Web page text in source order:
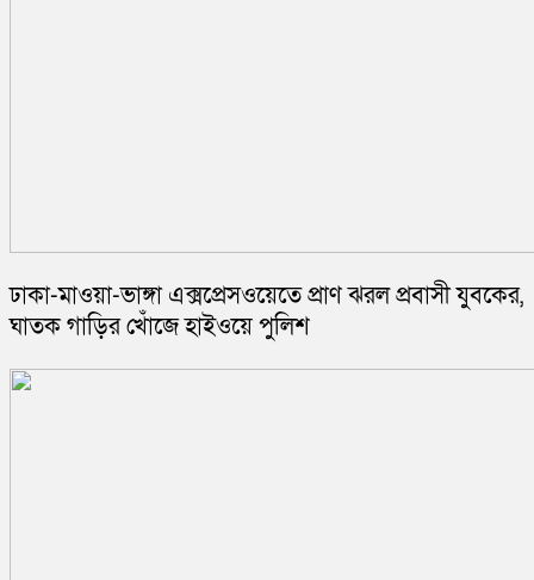
ঢাকা-মাওয়া-ভাঙ্গা এক্সপ্রেসওয়েতে প্রাণ ঝরল প্রবাসী যুবকের,
ঘাতক গাড়ির খোঁজে হাইওয়ে পুলিশ